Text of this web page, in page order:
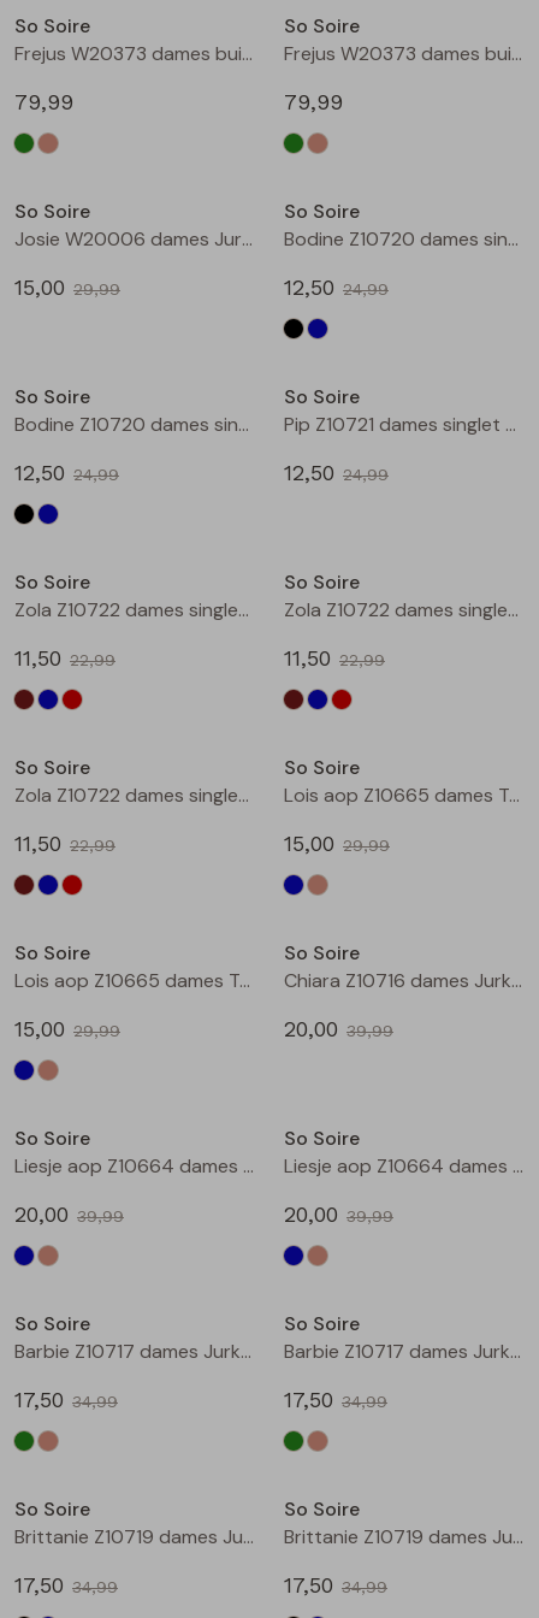
Blouses lange mouw
Sweatshirts
Jackjes
Blazers
Bermuda's
Bermuda's
Lange broek
Jackjes
Jassen
Rokken
Lange broeken
Lange broeken
Leggings
Tops
Vesten
So Soire
Frejus W20373 dames buiten jack Groen
79,99
So Soire
Frejus W20373 dames buiten jack Ecru naturel
79,99
So Soire
Josie W20006 dames Jurk Bruin
15,00 29,99
So Soire
Bodine Z10720 dames singlet Zwart
12,50 24,99
So Soire
Bodine Z10720 dames singlet Marine
12,50 24,99
So Soire
Pip Z10721 dames singlet Ecru
12,50 24,99
So Soire
Zola Z10722 dames singlet Bruin
11,50 22,99
So Soire
Zola Z10722 dames singlet Kobalt
11,50 22,99
So Soire
Zola Z10722 dames singlet Rood
11,50 22,99
So Soire
Lois aop Z10665 dames T-shirt km Indigo
15,00 29,99
So Soire
Lois aop Z10665 dames T-shirt km Taupe
15,00 29,99
So Soire
Chiara Z10716 dames Jurk Petrol
20,00 39,99
So Soire
Liesje aop Z10664 dames bermuda Indigo
20,00 39,99
So Soire
Liesje aop Z10664 dames bermuda Taupe
20,00 39,99
So Soire
Barbie Z10717 dames Jurk Army
17,50 34,99
So Soire
Barbie Z10717 dames Jurk Zand
17,50 34,99
So Soire
Brittanie Z10719 dames Jurk Zwart
17,50 34,99
So Soire
Brittanie Z10719 dames Jurk Marine
17,50 34,99